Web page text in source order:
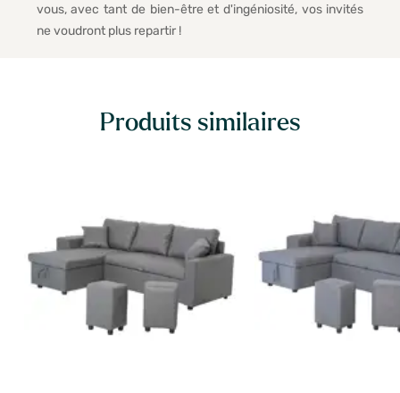
vous, avec tant de bien-être et d'ingéniosité, vos invités
ne voudront plus repartir !
Produits similaires